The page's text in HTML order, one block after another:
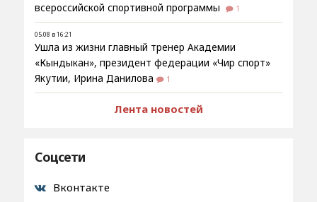
всероссийской спортивной программы
1
05.08 в 16:21
Ушла из жизни главный тренер Академии
«Кындыкан», президент федерации «Чир спорт»
Якутии, Ирина Данилова
1
Лента новостей
Соцсети
Вконтакте